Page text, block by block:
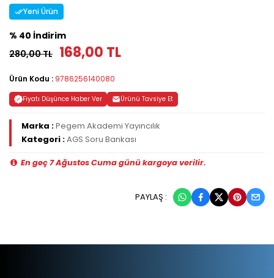
Yeni Ürün
% 40 İndirim
280,00 TL 168,00 TL
Ürün Kodu : 9786256140080
Fiyatı Düşünce Haber Ver Ürünü Tavsiye Et
Marka :Pegem Akademi Yayıncılık
Kategori :AGS Soru Bankası
En geç 7 Ağustos Cuma günü kargoya verilir.
PAYLAŞ :